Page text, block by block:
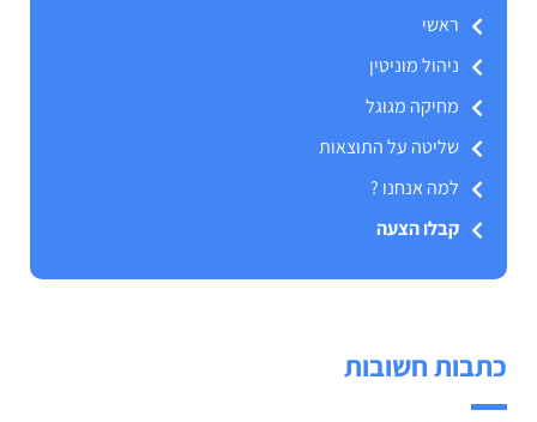
ראשי
ניהול מוניטין
מחיקה מגוגל
שליטה על התוצאות
למה אנחנו ?
קבלו הצעה
כתבות חשובות